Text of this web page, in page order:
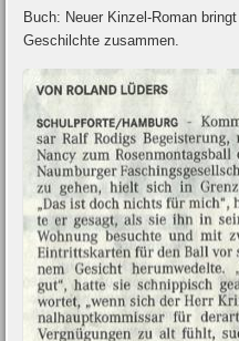
Buch: Neuer Kinzel-Roman
Geschilchte zusammen.